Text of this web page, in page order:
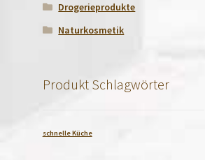
Drogerieprodukte
Naturkosmetik
Produkt Schlagwörter
schnelle Küche